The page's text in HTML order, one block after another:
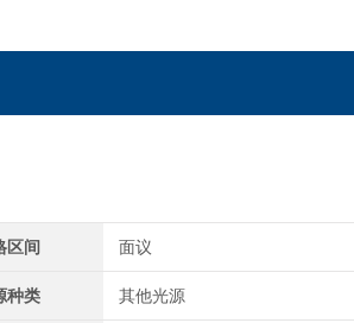
区间 面议
种类 其他光源